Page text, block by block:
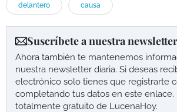
delantero causa
Suscríbete a nuestra newsletter
Ahora también te mantenemos
nuestra newsletter diaria. Si deseas
electrónico solo tienes que registrarte
completando tus datos en este enlace.
totalmente gratuito de LucenaHoy.